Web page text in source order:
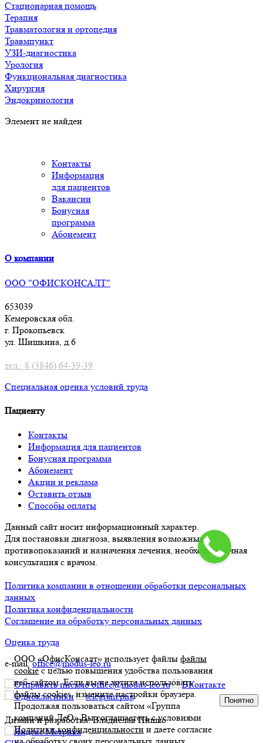
Стационарная помощь
Терапия
Травматология и ортопедия
Травмпункт
УЗИ-диагностика
Урология
Функциональная диагностика
Хирургия
Эндокринология
Элемент не найден
Контакты
Информация
для пациентов
Вакансии
Бонусная
программа
Абонемент
О компании
ООО "ОФИСКОНСАЛТ"
653039
Кемеровская обл.
г. Прокопьевск
ул. Шишкина, д.6
тел.: 8 (3846) 64-39-39
Специальная оценка условий труда
Пациенту
Контакты
Информация для пациентов
Бонусная программа
Абонемент
Акции и реклама
Оставить отзыв
Способы оплаты
Данный сайт носит информационный характер.
Для постановки диагноза, выявления возможных
противопоказаний и назначения лечения, необходима очная
консультация с врачом.
Политика компании в отношении обработки персональных
данных
Политика конфиденциальности
Соглашение на обработку персональных данных
Оценка труда
e-mail:office@modus-leo.ru
Дизайн и разработка: Владислав Пишко
ООО «ОфисКонсалт» использует файлыфайлы
cookieс целью повышения удобства пользования
веб-сайтом. Если вы не хотите использовать
файлы cookies, измените настройки браузера.
Продолжая пользоваться сайтом «Группа
компаний ЛеО» Вы соглашаетесь с условиями
Политики конфиденциальности и даете согласие
Понятно